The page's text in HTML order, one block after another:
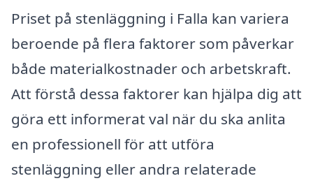
Priset på stenläggning i Falla kan variera
beroende på flera faktorer som påverkar
både materialkostnader och arbetskraft.
Att förstå dessa faktorer kan hjälpa dig att
göra ett informerat val när du ska anlita
en professionell för att utföra
stenläggning eller andra relaterade